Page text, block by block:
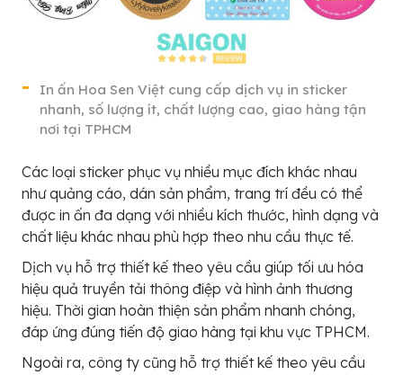
In ấn Hoa Sen Việt cung cấp dịch vụ in sticker
nhanh, số lượng ít, chất lượng cao, giao hàng tận
nơi tại TPHCM
Các loại sticker phục vụ nhiều mục đích khác nhau
như quảng cáo, dán sản phẩm, trang trí đều có thể
được in ấn đa dạng với nhiều kích thước, hình dạng và
chất liệu khác nhau phù hợp theo nhu cầu thực tế.
Dịch vụ hỗ trợ thiết kế theo yêu cầu giúp tối ưu hóa
hiệu quả truyền tải thông điệp và hình ảnh thương
hiệu. Thời gian hoàn thiện sản phẩm nhanh chóng,
đáp ứng đúng tiến độ giao hàng tại khu vực TPHCM.
Ngoài ra, công ty cũng hỗ trợ thiết kế theo yêu cầu